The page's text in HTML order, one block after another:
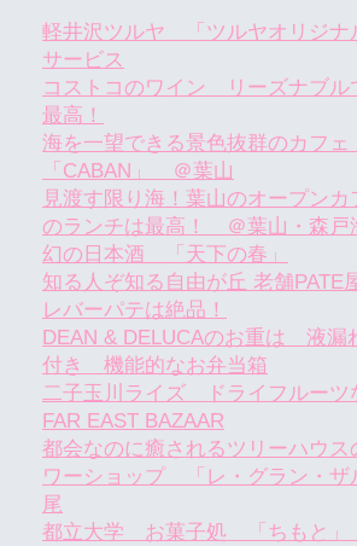
軽井沢ツルヤ 「ツルヤオリジ
サービス
コストコのワイン リーズナブル
最高！
海を一望できる景色抜群のカフ
「CABAN」 ＠葉山
見渡す限り海！葉山のオープンカ
のランチは最高！ ＠葉山・森戸
幻の日本酒 「天下の春」
知る人ぞ知る自由が丘 老舗PATE
レバーパテは絶品！
DEAN & DELUCAのお重は 液漏
付き 機能的なお弁当箱
二子玉川ライズ ドライフルー
FAR EAST BAZAAR
都会なのに癒されるツリーハウス
ワーショップ 「レ・グラン・
尾
都立大学 お菓子処 「ちもと